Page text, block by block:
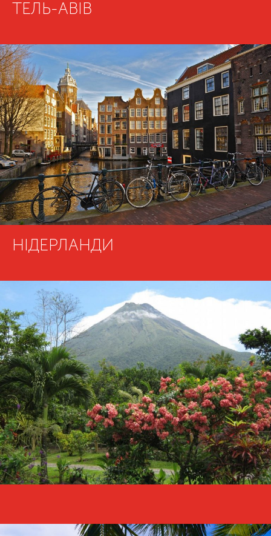
ТЕЛЬ-АВІВ
НІДЕРЛАНДИ